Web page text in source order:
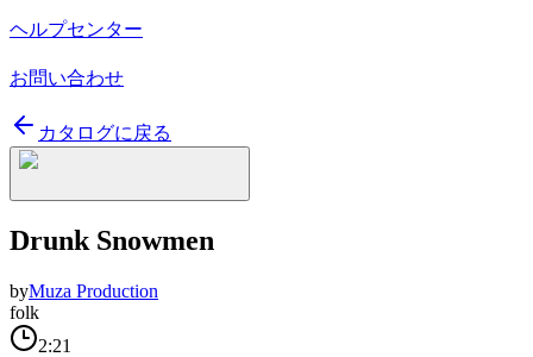
ヘルプセンター
お問い合わせ
カタログに戻る
Drunk Snowmen
byMuza Production
folk
2:21